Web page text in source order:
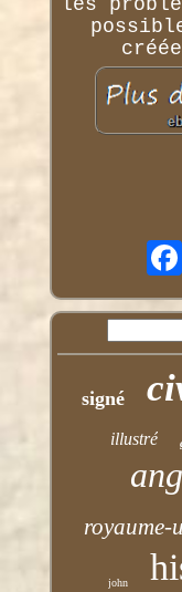
signé
illustré
royaume-
john